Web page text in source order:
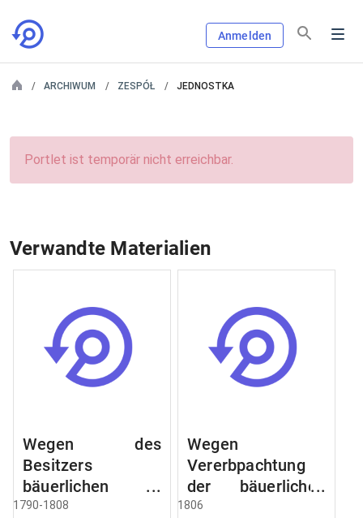
Anmelden
ARCHIWUM ZESPÓŁ JEDNOSTKA
Portlet ist temporär nicht erreichbar.
Verwandte Materialien
Wegen des
Besitzers
bäuerlichen
Grundstücke, den
1790-1808
Wegen
Vererbpachtung
der bäuerlichen
Grundstücke und
1806